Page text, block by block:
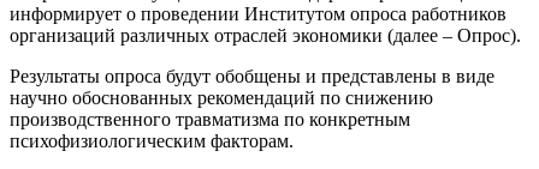
информирует о проведении Институтом опроса работников
организаций различных отраслей экономики (далее – Опрос).
Результаты опроса будут обобщены и представлены в виде
научно обоснованных рекомендаций по снижению
производственного травматизма по конкретным
психофизиологическим факторам.